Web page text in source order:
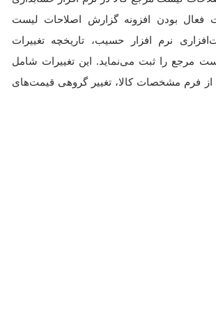
افزونه گزارش اصلاحات لیست
افزار حسیب، تاریخچه تغییرات
ثبت می‌نماید. این تغییرات شامل
کالا، تغییر گروهی قیمت‌های